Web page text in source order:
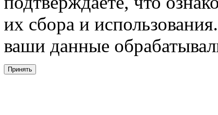
их сбора и
ваши данные
Принять